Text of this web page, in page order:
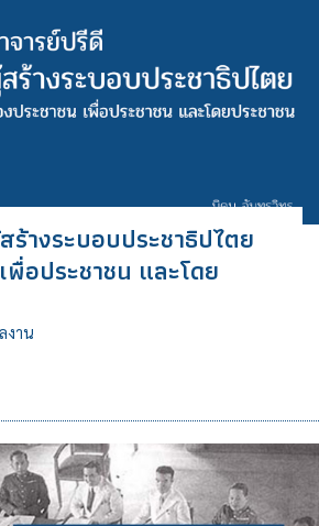
ร้างระบอบประชาธิปไตย
พื่อประชาชน และโดย
งาน